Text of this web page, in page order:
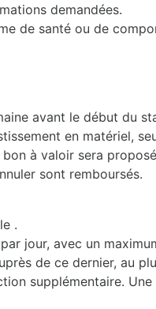
demandées.
de santé ou de
avant le début du
en matériel,
à valoir sera
sont remboursés.
.
jour, avec un
de ce dernier, au
supplémentaire.